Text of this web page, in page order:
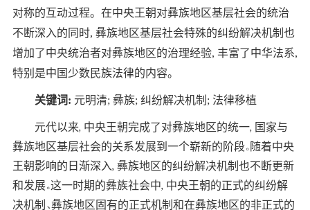
对称的互动过程。在中央王朝对彝族地区基层社会的统治
不断深入的同时, 彝族地区基层社会特殊的纠纷解决机制也
增加了中央统治者对彝族地区的治理经验, 丰富了中华法系,
特别是中国少数民族法律的内容。
关键词: 元明清; 彝族; 纠纷解决机制; 法律移植
元代以来, 中央王朝完成了对彝族地区的统一, 国家与
彝族地区基层社会的关系发展到一个崭新的阶段。随着中央
王朝影响的日渐深入, 彝族地区的纠纷解决机制也不断更新
和发展。这一时期的彝族社会中, 中央王朝的正式的纠纷解
决机制、彝族地区固有的正式机制和在彝族地区的非正式的